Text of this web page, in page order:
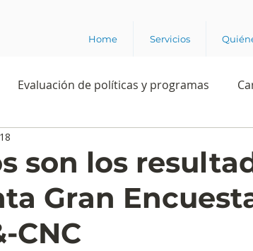
Home Servicios
Evaluación de políticas y programas
Rating Política Intención
son los
Gran
CNC